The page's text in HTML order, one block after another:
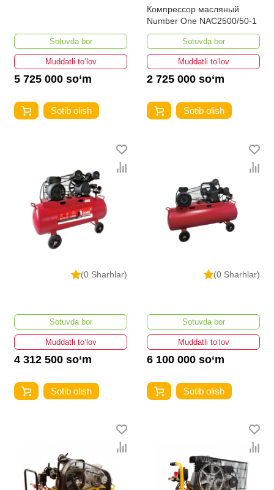
Sotuvda bor
Muddatli to‘lov
5 725 000 so‘m
Sotib olish
Компрессор масляный
Number One NAC2500/50-1
Sotuvda bor
Muddatli to‘lov
2 725 000 so‘m
Sotib olish
(0 Sharhlar)
Sotuvda bor
Muddatli to‘lov
4 312 500 so‘m
Sotib olish
(0 Sharhlar)
Sotuvda bor
Muddatli to‘lov
6 100 000 so‘m
Sotib olish